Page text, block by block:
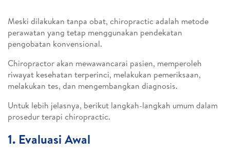
Meski dilakukan tanpa obat, chiropractic adalah metode
perawatan yang tetap menggunakan pendekatan
pengobatan konvensional.
Chiropractor akan mewawancarai pasien, memperoleh
riwayat kesehatan terperinci, melakukan pemeriksaan,
melakukan tes, dan mengembangkan diagnosis.
Untuk lebih jelasnya, berikut langkah-langkah umum dalam
prosedur terapi chiropractic.
1. Evaluasi Awal